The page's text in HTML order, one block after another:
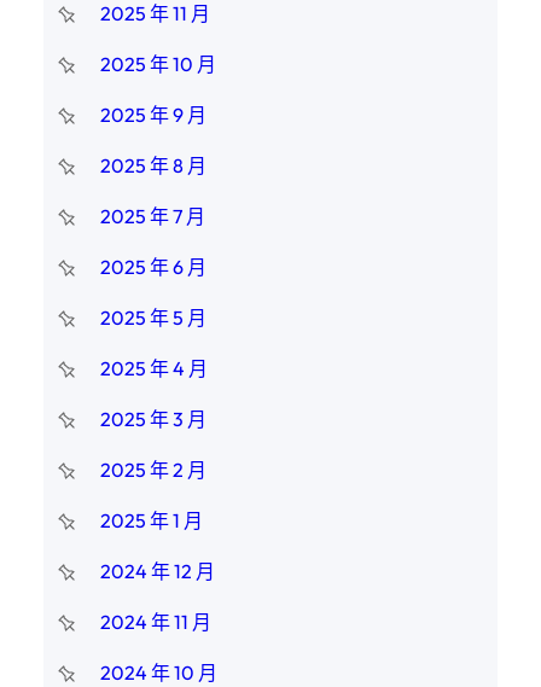
2025 年 11 月
2025 年 10 月
2025 年 9 月
2025 年 8 月
2025 年 7 月
2025 年 6 月
2025 年 5 月
2025 年 4 月
2025 年 3 月
2025 年 2 月
2025 年 1 月
2024 年 12 月
2024 年 11 月
2024 年 10 月